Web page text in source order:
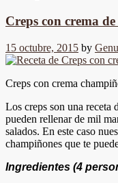
Creps con crema
15 octubre, 2015 by
Creps con crema
Los creps son una receta
pueden rellenar de mil
salados. En este caso
champiñones que te
Ingredientes (4